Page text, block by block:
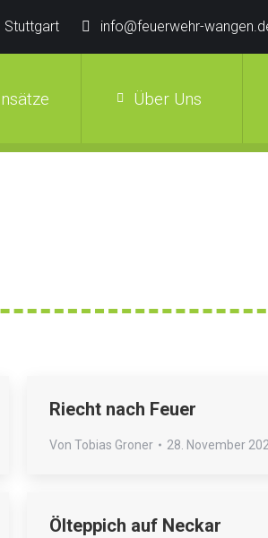
Stuttgart info@feuerwehr-
Über Uns
Riecht nach Feuer
Von Tobias Groner 28. November
Ölteppich auf Neckar